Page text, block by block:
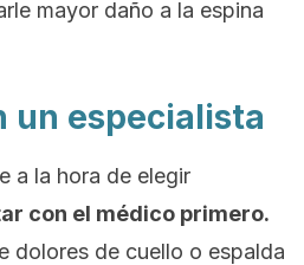
mayor daño a la espina
un especialista
a la hora de elegir
con el médico primero.
dolores de cuello o espalda